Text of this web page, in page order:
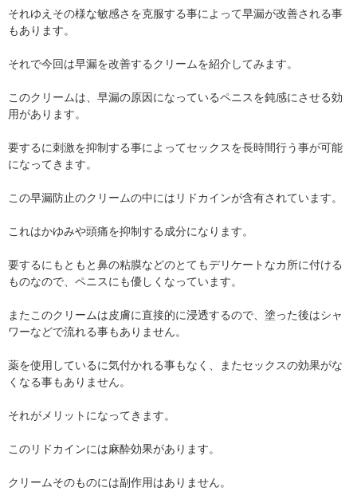
それゆえその様な敏感さを克服する事によって早漏が改善される事
もあります。
それで今回は早漏を改善するクリームを紹介してみます。
このクリームは、早漏の原因になっているペニスを鈍感にさせる効
用があります。
要するに刺激を抑制する事によってセックスを長時間行う事が可能
になってきます。
この早漏防止のクリームの中にはリドカインが含有されています。
これはかゆみや頭痛を抑制する成分になります。
要するにもともと鼻の粘膜などのとてもデリケートなカ所に付ける
ものなので、ペニスにも優しくなっています。
またこのクリームは皮膚に直接的に浸透するので、塗った後はシャ
ワーなどで流れる事もありません。
薬を使用しているに気付かれる事もなく、またセックスの効果がな
くなる事もありません。
それがメリットになってきます。
このリドカインには麻酔効果があります。
クリームそのものには副作用はありません。